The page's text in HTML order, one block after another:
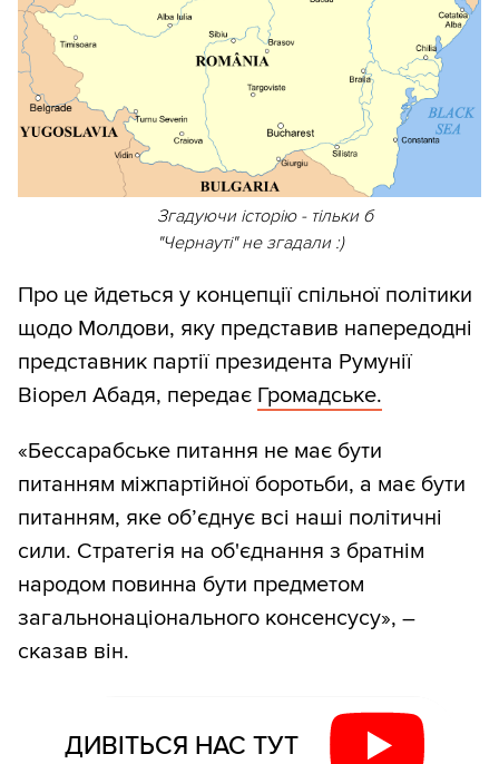
Згадуючи історію - тільки б
"Чернауті" не згадали :)
Про це йдеться у концепції спільної політики
щодо Молдови, яку представив напередодні
представник партії президента Румунії
Віорел Абадя, передає Громадське.
«Бессарабське питання не має бути
питанням міжпартійної боротьби, а має бути
питанням, яке обʼєднує всі наші політичні
сили. Стратегія на об'єднання з братнім
народом повинна бути предметом
загальнонаціонального консенсусу», –
сказав він.
ДИВІТЬСЯ НАС ТУТ